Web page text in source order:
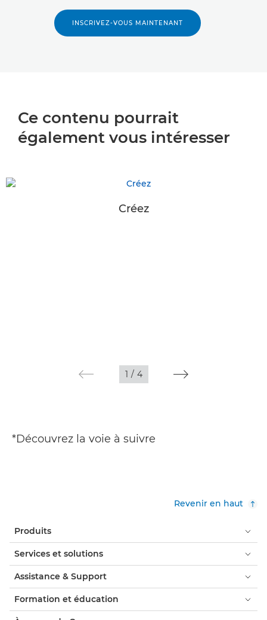
INSCRIVEZ-VOUS MAINTENANT
Ce contenu pourrait
également vous intéresser
Créez
1 / 4
*Découvrez la voie à suivre
Revenir en haut
Produits
Services et solutions
Assistance & Support
Formation et éducation